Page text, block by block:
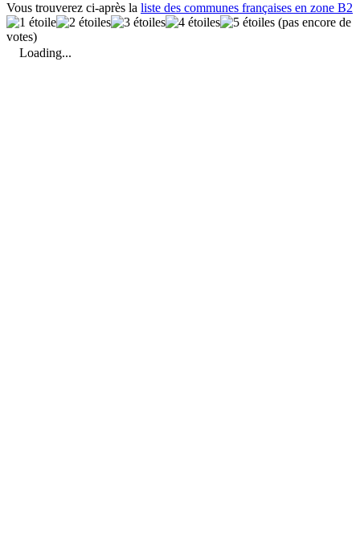
Vous trouverez ci-après la liste des communes françaises en zone B2
(pas encore de
votes)
Loading...